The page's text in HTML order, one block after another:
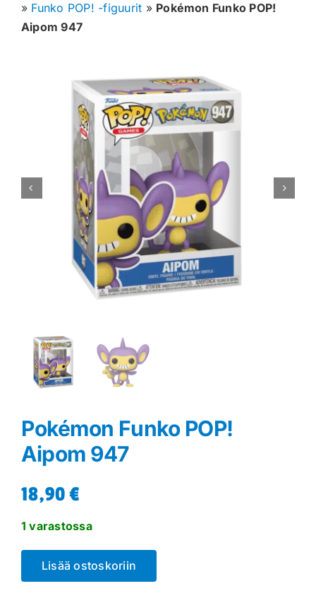
Muut keräilykortit
Blind Boksit
Greidatut kortit
Irtokortit
Greidauspalvelu
» Funko POP! -figuurit » Pokémon Funko POP!
Aipom 947
Pokémon Funko POP!
Aipom 947
18,90€
1 varastossa
Lisää ostoskoriin